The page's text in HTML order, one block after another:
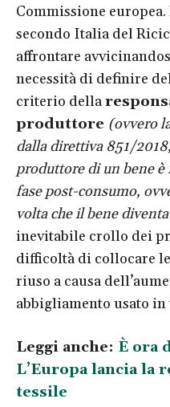
Commissione
secondo Italia del
affrontare
necessità di definire
criterio della
produttore (ovvero
dalla direttiva 851/
produttore di un bene è
fase post-consumo,
volta che il bene
inevitabile crollo dei
difficoltà di collocare
riuso a causa
abbigliamento usato in
Leggi anche: È ora
L’Europa lancia la
tessile